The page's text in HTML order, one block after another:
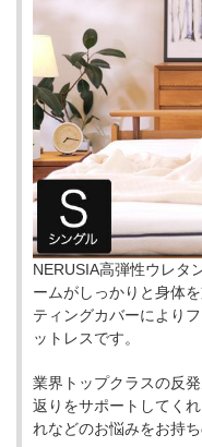
NERUSIA高弾性ウレタ
ームがしっかりと身体
ティングカバーにより
ットレスです。
業界トップクラスの反
返りをサポートしてく
れなどのお悩みをお持